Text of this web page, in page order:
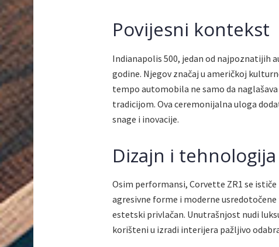
Povijesni kontekst
Indianapolis 500, jedan od najpoznatijih
godine. Njegov značaj u američkoj
tempo automobila ne samo da
tradicijom. Ova ceremonijalna uloga
snage i inovacije.
Dizajn i tehnologija
Osim performansi, Corvette ZR1 se
agresivne forme i moderne
estetski privlačan. Unutrašnjost nudi
korišteni u izradi interijera pažljivo